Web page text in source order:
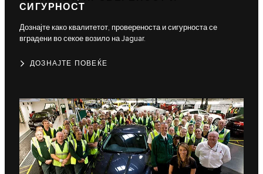
СИГУРНОСТ
Дознајте како квалитетот, провереноста и сигурноста се
вградени во секое возило на Jaguar.
ДОЗНАЈТЕ ПОВЕЌЕ